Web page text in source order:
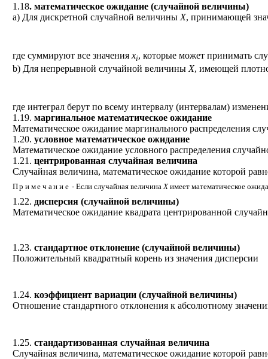
1.18. математическое ожидание (случайной величины)
а) Для дискретной случайной величины X, принимающей
где суммируют все значения xi, которые может принимать
b) Для непрерывной случайной величины X, имеющей
где интеграл берут по всему интервалу (интервалам)
1.19. маргинальное математическое ожидание
Математическое ожидание маргинального распределения
1.20. условное математическое ожидание
Математическое ожидание условного распределения
1.21. центрированная случайная величина
Случайная величина, математическое ожидание которой
Примечание - Если случайная величина Химеет математическое
1.22. дисперсия (случайной величины)
Математическое ожидание квадрата центрированной
1.23. стандартное отклонение (случайной величины)
Положительный квадратный корень из значения дисперсии
1.24. коэффициент вариации (случайной величины)
Отношение стандартного отклонения к абсолютному
1.25. стандартизованная случайная величина
Случайная величина, математическое ожидание которой